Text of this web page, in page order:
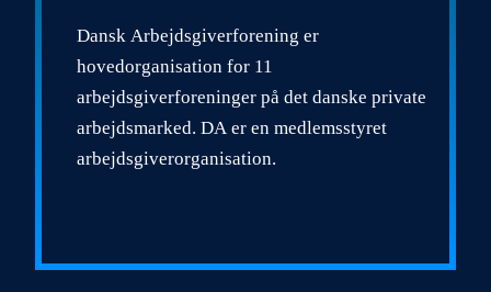
Dansk Arbejdsgiverforening er
hovedorganisation for 11
arbejdsgiverforeninger på det danske private
arbejdsmarked. DA er en medlemsstyret
arbejdsgiverorganisation.